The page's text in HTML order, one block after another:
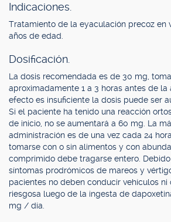
Indicaciones.
Tratamiento de la eyaculación precoz en
años de edad.
Dosificación.
La dosis recomendada es de 30 mg,
aproximadamente 1 a 3 horas antes de la
efecto es insuficiente la dosis puede ser
Si el paciente ha tenido una reacción
de inicio, no se aumentará a 60 mg. La
administración es de una vez cada 24
tomarse con o sin alimentos y con
comprimido debe tragarse entero.
síntomas prodrómicos de mareos y
pacientes no deben conducir vehículos ni
riesgosa luego de la ingesta de
mg / día.